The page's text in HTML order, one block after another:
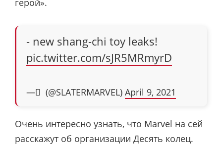
герой».
- new shang-chi toy leaks!
pic.twitter.com/sJR5MRmyrD
— ً (@SLATERMARVEL) April 9, 2021
Очень интересно узнать, что Marvel на сей
расскажут об организации Десять колец.